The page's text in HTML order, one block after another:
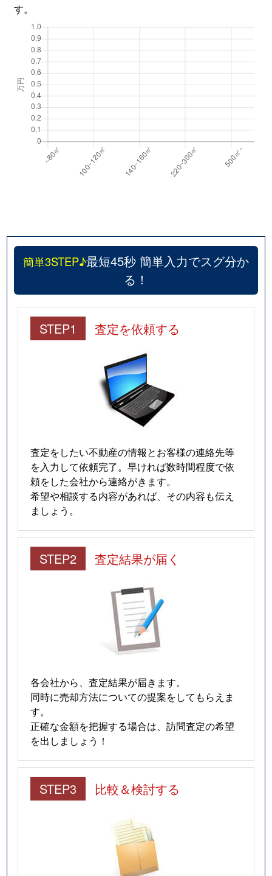
す。
簡単3STEP♪最短45秒 簡単入力でスグ分か
る！
STEP1 査定を依頼する
査定をしたい不動産の情報とお客様の連絡先等
を入力して依頼完了。早ければ数時間程度で依
頼をした会社から連絡がきます。
希望や相談する内容があれば、その内容も伝え
ましょう。
STEP2 査定結果が届く
各会社から、査定結果が届きます。
同時に売却方法についての提案をしてもらえま
す。
正確な金額を把握する場合は、訪問査定の希望
を出しましょう！
STEP3 比較＆検討する